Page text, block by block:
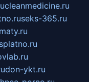
cleanmedicine.ru
seks-365.ru
don-ykt.ru